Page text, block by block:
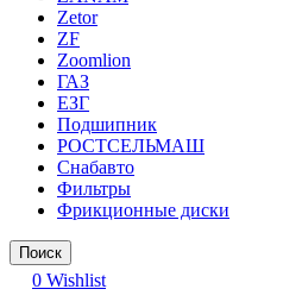
Zetor
ZF
Zoomlion
ГАЗ
ЕЗГ
Подшипник
РОСТСЕЛЬМАШ
Снабавто
Фильтры
Фрикционные диски
Поиск
0 Wishlist